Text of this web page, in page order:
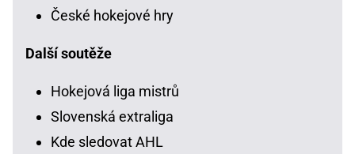
České hokejové hry
Další soutěže
Hokejová liga mistrů
Slovenská extraliga
Kde sledovat AHL